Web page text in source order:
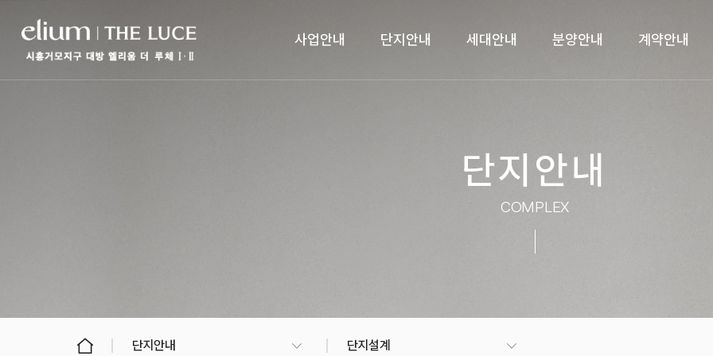
사업안내 단지안내 세대안내 분양안내 계약안내
단지안내
COMPLEX
단지안내 단지설계